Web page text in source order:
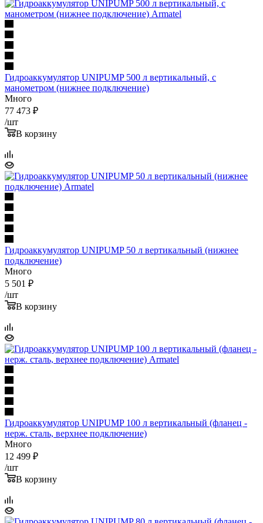
Гидроаккумулятор UNIPUMP 500 л вертикальный, с
манометром (нижнее подключение)
Много
77 473 ₽
/шт
В корзину
Гидроаккумулятор UNIPUMP 50 л вертикальный (нижнее
подключение)
Много
5 501 ₽
/шт
В корзину
Гидроаккумулятор UNIPUMP 100 л вертикальный (фланец -
нерж. сталь, верхнее подключение)
Много
12 499 ₽
/шт
В корзину